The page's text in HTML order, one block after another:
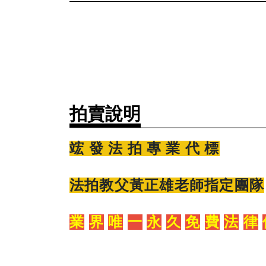
拍賣說明
竤 發 法 拍 專 業 代 標
法拍教父黃正雄老師指定團隊
業 界 唯 一 永 久 免 費 法 律